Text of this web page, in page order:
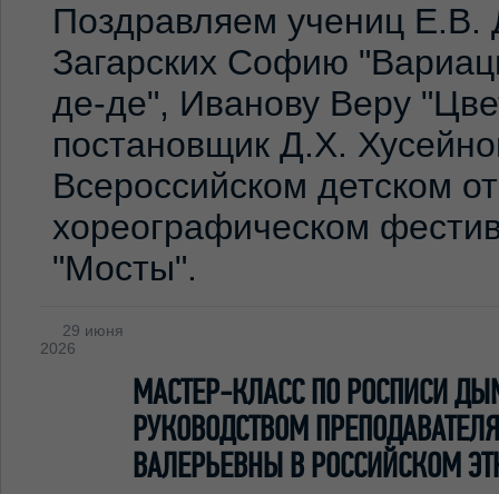
Поздравляем учениц Е.В.
Загарских Софию
де-де", Иванову Веру
постановщик Д.Х.
Всероссийском детском
хореографическом
"Мосты".
29 июня
2026
МАСТЕР-КЛАСС ПО РОСПИСИ
РУКОВОДСТВОМ
ВАЛЕРЬЕВНЫ В РОССИЙСКОМ